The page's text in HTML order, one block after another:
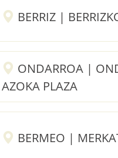
BERRIZ |
ONDARROA |
AZOKA PLAZA
BERMEO |